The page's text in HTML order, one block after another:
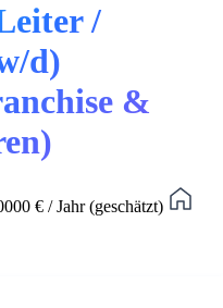
/
d)
&
€ / Jahr (geschätzt)